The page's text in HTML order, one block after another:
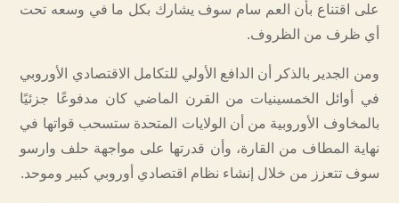
على اقتناع بأن العم سام سوف يشارك بكل ما في وسعه تحت
أي ظرف من الظروف.
ومن الجدير بالذكر أن الدافع الأولي للتكامل الاقتصادي الأوروبي
في أوائل الخمسينيات من القرن الماضي كان مدفوعًا جزئيًا
بالمخاوف الأوروبية من أن الولايات المتحدة ستسحب قواتها في
نهاية المطاف من القارة، وأن قدرتها على مواجهة حلف وارسو
سوف تتعزز من خلال إنشاء نظام اقتصادي أوروبي كبير وموحد.